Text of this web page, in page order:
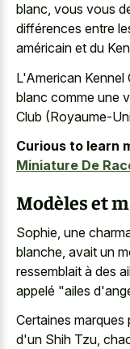
blanc, vous vous
différences entre
américain et du
L'American
blanc comme une
Club (Royaume-
Curious to learn
Miniature De
Modèles et
Sophie, une
blanche, avait un
ressemblait à des
appelé "ailes
Certaines
d'un Shih Tzu,